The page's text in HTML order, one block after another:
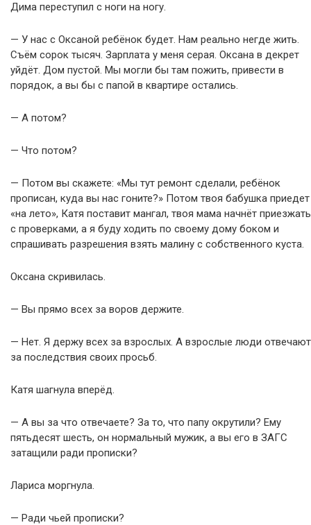
Дима переступил с ноги на ногу.
— У нас с Оксаной ребёнок будет. Нам реально негде жить.
Съём сорок тысяч. Зарплата у меня серая. Оксана в декрет
уйдёт. Дом пустой. Мы могли бы там пожить, привести в
порядок, а вы бы с папой в квартире остались.
— А потом?
— Что потом?
— Потом вы скажете: «Мы тут ремонт сделали, ребёнок
прописан, куда вы нас гоните?» Потом твоя бабушка приедет
«на лето», Катя поставит мангал, твоя мама начнёт приезжать
с проверками, а я буду ходить по своему дому боком и
спрашивать разрешения взять малину с собственного куста.
Оксана скривилась.
— Вы прямо всех за воров держите.
— Нет. Я держу всех за взрослых. А взрослые люди отвечают
за последствия своих просьб.
Катя шагнула вперёд.
— А вы за что отвечаете? За то, что папу окрутили? Ему
пятьдесят шесть, он нормальный мужик, а вы его в ЗАГС
затащили ради прописки?
Лариса моргнула.
— Ради чьей прописки?